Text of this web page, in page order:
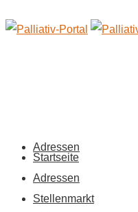
Adressen
Startseite
Adressen
Stellenmarkt